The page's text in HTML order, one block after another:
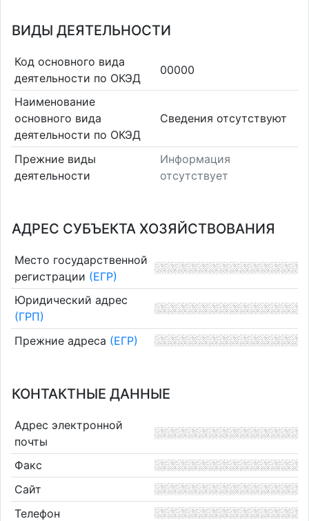
ВИДЫ ДЕЯТЕЛЬНОСТИ
Код основного вида
деятельности по ОКЭД
00000
Наименование
основного вида
деятельности по ОКЭД
Cведения отсутствуют
Прежние виды
деятельности
Информация
отсутствует
АДРЕС СУБЪЕКТА ХОЗЯЙСТВОВАНИЯ
Место государственной
регистрации (ЕГР)
Юридический адрес
(ГРП)
Прежние адреса (ЕГР)
КОНТАКТНЫЕ ДАННЫЕ
Адрес электронной
почты
Факс
Сайт
Телефон